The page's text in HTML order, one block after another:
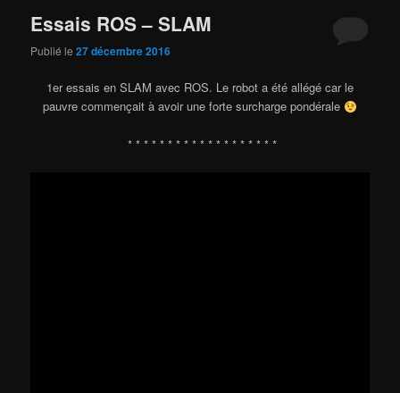
Essais ROS – SLAM
Publié le27 décembre 2016
1er essais en SLAM avec ROS. Le robot a été allégé car le
pauvre commençait à avoir une forte surcharge pondérale
* * * * * * * * * * * * * * * * * * *